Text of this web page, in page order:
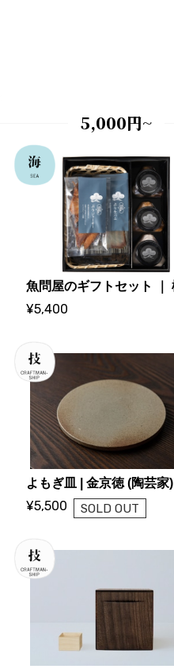
5,000円~
¥5,400
よもぎ皿 | 金京徳 (陶芸家)
¥5,500 SOLD OUT